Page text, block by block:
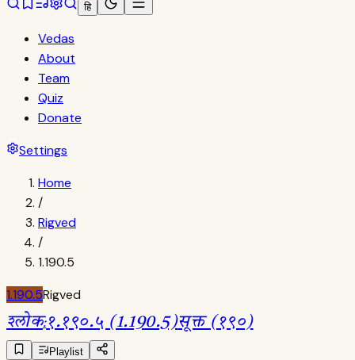
हि
Vedas
About
Team
Quiz
Donate
Settings
Home
/
Rigved
/
1.190.5
1.190.5Rigved
श्लोक:१.१९०.५ (1.190.5)सूक्त (१९०)
Playlist